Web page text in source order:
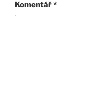
Komentář*